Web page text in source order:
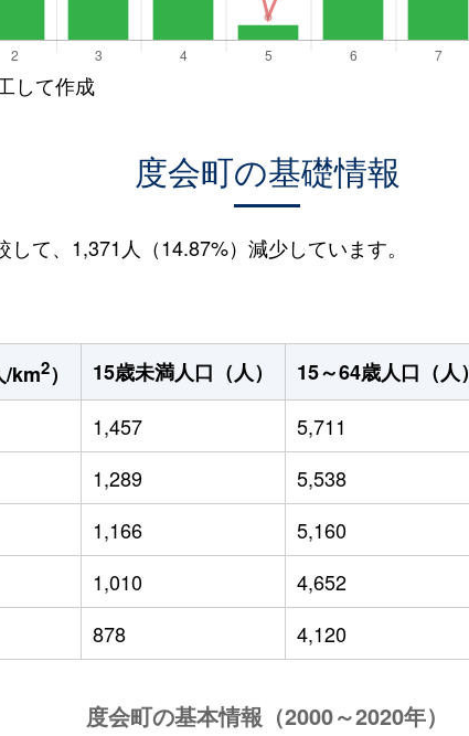
して作成
度会町の基礎情報
て、1,371人（14.87%）減少しています。
/km2） 15歳未満人口（人） 15～64歳人口（人）
1,457 5,711
1,289 5,538
1,166 5,160
1,010 4,652
878 4,120